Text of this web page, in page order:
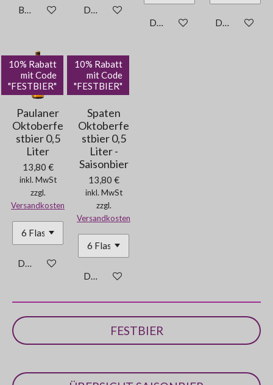
Bei Verfügbarkeit benachrichtigen
Details anzeigen
Details anzeigenDetails
10% Rabatt
mit Code
"FESTBIER"
Paulaner
Oktoberfe
stbier 0,5
Liter
13,80 €
inkl. MwSt
zzgl.
Versandkosten
Details anzeigen
10% Rabatt
mit Code
"FESTBIER"
Spaten
Oktoberfe
stbier 0,5
Liter -
Saisonbier
13,80 €
inkl. MwSt
zzgl.
Versandkosten
Details anzeigen
FESTBIER